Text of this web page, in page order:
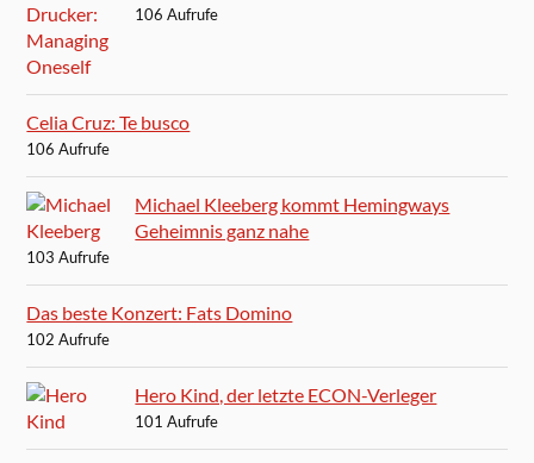
106 Aufrufe
Celia Cruz: Te busco
106 Aufrufe
Michael Kleeberg kommt Hemingways
Geheimnis ganz nahe
103 Aufrufe
Das beste Konzert: Fats Domino
102 Aufrufe
Hero Kind, der letzte ECON-Verleger
101 Aufrufe